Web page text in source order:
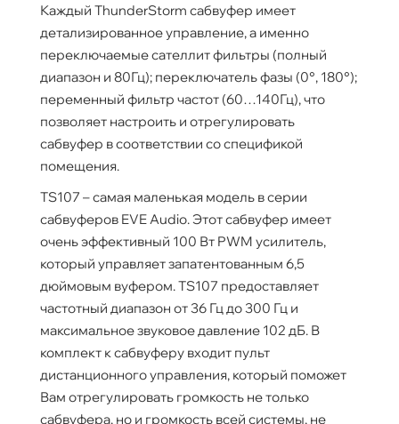
Каждый ThunderStorm сабвуфер имеет
детализированное управление, а именно
переключаемые сателлит фильтры (полный
диапазон и 80Гц); переключатель фазы (0°, 180°);
переменный фильтр частот (60…140Гц), что
позволяет настроить и отрегулировать
сабвуфер в соответствии со спецификой
помещения.
TS107 – самая маленькая модель в серии
сабвуферов EVE Audio. Этот сабвуфер имеет
очень эффективный 100 Вт PWM усилитель,
который управляет запатентованным 6,5
дюймовым вуфером. TS107 предоставляет
частотный диапазон от 36 Гц до 300 Гц и
максимальное звуковое давление 102 дБ. В
комплект к сабвуферу входит пульт
дистанционного управления, который поможет
Вам отрегулировать громкость не только
сабвуфера, но и громкость всей системы, не